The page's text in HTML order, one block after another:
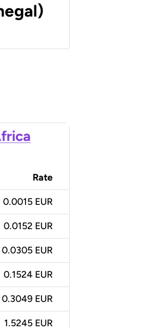
Rate
0.0015 EUR
0.0152 EUR
0.0305 EUR
0.1524 EUR
0.3049 EUR
1.5245 EUR